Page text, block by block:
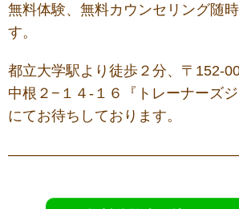
無料体験、無料カウンセリング随
す。
都立大学駅より徒歩２分、〒152-
中根２−１４-１６『トレーナーズジ
にてお待ちしております。